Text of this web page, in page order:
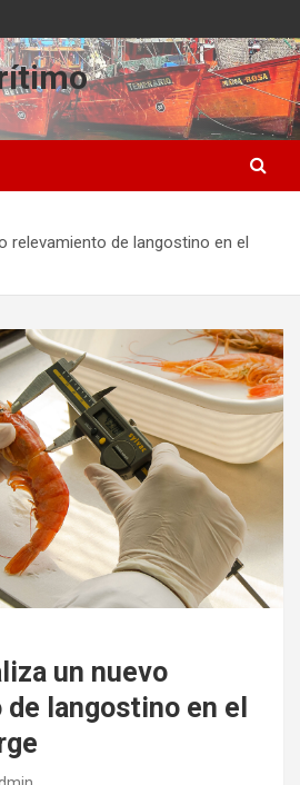
relevamiento de langostino en el
un nuevo
langostino en el